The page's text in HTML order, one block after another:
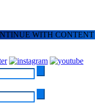
WITH CONTENT